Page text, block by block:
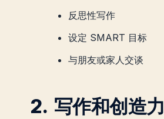
反思性写作
设定 SMART 目标
与朋友或家人交谈
2. 写作和创造力